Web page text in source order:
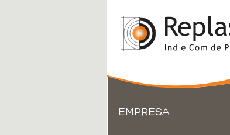
EMPRESA